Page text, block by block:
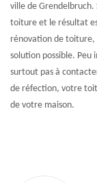
ville de Grendelbruch.
toiture et le résultat
rénovation de
solution possible.
surtout pas à
de réfection, votre
de votre maison.